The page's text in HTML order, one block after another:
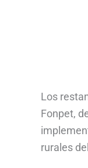
Los
Fonpet,
rurales